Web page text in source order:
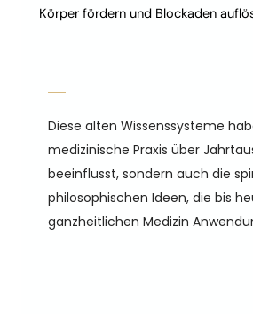
Körper fördern und Blockaden
Diese alten Wissenssysteme
medizinische Praxis über
beeinflusst, sondern auch die
philosophischen Ideen, die bis
ganzheitlichen Medizin